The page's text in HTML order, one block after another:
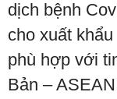
dịch bệnh
cho xuất
phù hợp với
Bản –